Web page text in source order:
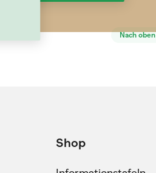
Nach oben
Shop